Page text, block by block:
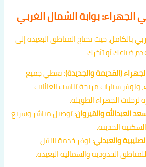
بوابة الشمال الغربي
بالكامل، حيث تحتاج المناطق البعيدة إلى
ضياعك أو تأخرك.
(القديمة والجديدة):نغطي جميع
ونوفر سيارات مريحة تناسب العائلات
لرحلات الجهراء الطويلة.
العبدالله والقيروان:توصيل مباشر وسريع
الحديثة.
والعبدلي:نوفر خدمة النقل
الحدودية والشمالية البعيدة.